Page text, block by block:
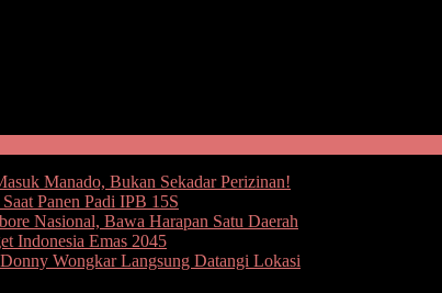
Manado, Bukan Sekadar Perizinan!
Panen Padi IPB 15S
Nasional, Bawa Harapan Satu Daerah
Indonesia Emas 2045
Wongkar Langsung Datangi Lokasi